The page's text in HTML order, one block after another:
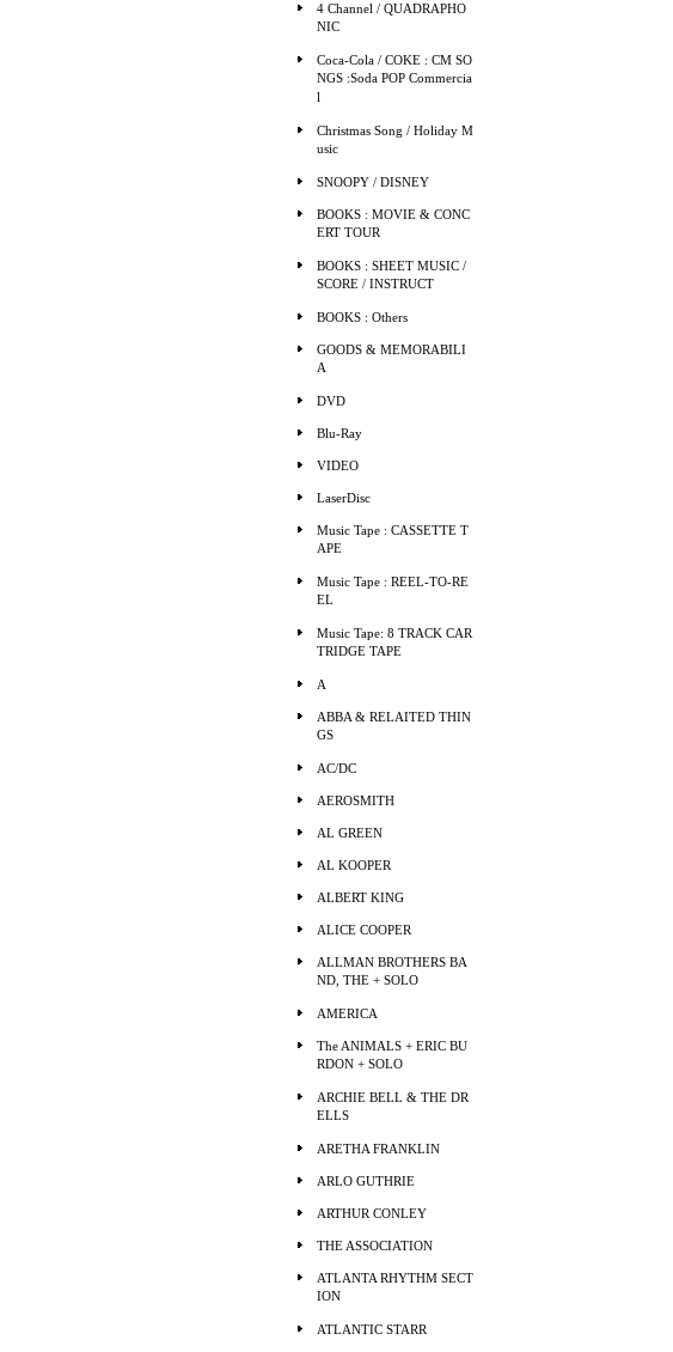
4 Channel / QUADRAPHO
NIC
Coca-Cola / COKE : CM SO
NGS :Soda POP Commercia
l
Christmas Song / Holiday M
usic
SNOOPY / DISNEY
BOOKS : MOVIE & CONC
ERT TOUR
BOOKS : SHEET MUSIC /
SCORE / INSTRUCT
BOOKS : Others
GOODS & MEMORABILI
A
DVD
Blu-Ray
VIDEO
LaserDisc
Music Tape : CASSETTE T
APE
Music Tape : REEL-TO-RE
EL
Music Tape: 8 TRACK CAR
TRIDGE TAPE
A
ABBA & RELAITED THIN
GS
AC/DC
AEROSMITH
AL GREEN
AL KOOPER
ALBERT KING
ALICE COOPER
ALLMAN BROTHERS BA
ND, THE + SOLO
AMERICA
The ANIMALS + ERIC BU
RDON + SOLO
ARCHIE BELL & THE DR
ELLS
ARETHA FRANKLIN
ARLO GUTHRIE
ARTHUR CONLEY
THE ASSOCIATION
ATLANTA RHYTHM SECT
ION
ATLANTIC STARR